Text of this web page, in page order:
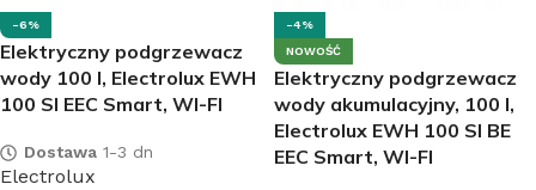
-6%
Elektryczny podgrzewacz
wody 100 l, Electrolux EWH
100 SI EEC Smart, WI-FI
Dostawa 1-3 dn
Electrolux
-4%
NOWOŚĆ
Elektryczny podgrzewacz
wody akumulacyjny, 100 l,
Electrolux EWH 100 SI BE
EEC Smart, WI-FI